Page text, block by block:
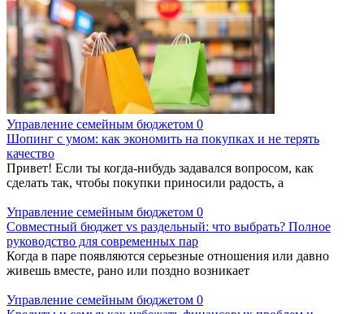
Управление семейным бюджетом 0
Шопинг с умом: как экономить на покупках и не терять
качество
Привет! Если ты когда-нибудь задавался вопросом, как
сделать так, чтобы покупки приносили радость, а
Управление семейным бюджетом 0
Совместный бюджет vs раздельный: что выбрать? Полное
руководство для современных пар
Когда в паре появляются серьезные отношения или давно
живешь вместе, рано или поздно возникает
Управление семейным бюджетом 0